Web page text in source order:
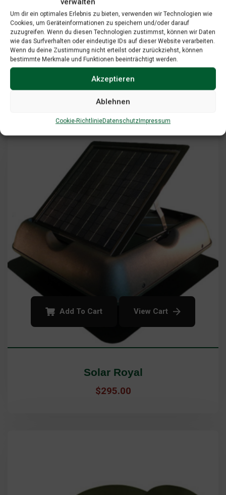
Um dir ein optimales Erlebnis zu bieten, verwenden wir Technologien wie
Cookies, um Geräteinformationen zu speichern und/oder darauf
zuzugreifen. Wenn du diesen Technologien zustimmst, können wir Daten
wie das Surfverhalten oder eindeutige IDs auf dieser Website verarbeiten.
Wenn du deine Zustimmung nicht erteilst oder zurückziehst, können
bestimmte Merkmale und Funktionen beeinträchtigt werden.
Akzeptieren
Ablehnen
Cookie-RichtlinieDatenschutzImpressum
Add To Cart View Cart
Pool Systems
$547.00
Add To Cart View Cart
Solar Royal
$295.00